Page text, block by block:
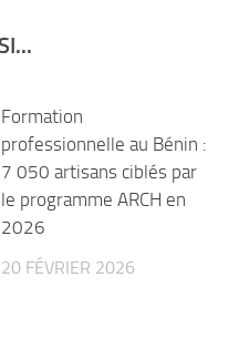
Formation
professionnelle au Bénin :
7 050 artisans ciblés par
le programme ARCH en
2026
20 FÉVRIER 2026